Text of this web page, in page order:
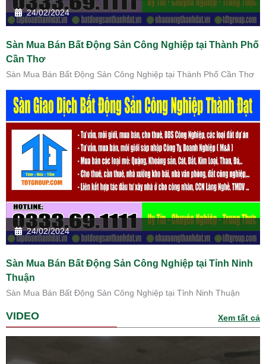
24/02/2024
Sàn Mua Bán Bất Động Sản Công Nghiệp tại Thành Phố
Cần Thơ
Sàn Mua Bán Bất Động Sản Công Nghiệp tại Thành Phố Cần Thơ
24/02/2024
Sàn Mua Bán Bất Động Sản Công Nghiệp tại Tỉnh Ninh
Thuận
Sàn Mua Bán Bất Động Sản Công Nghiệp tại Tỉnh Ninh Thuận
VIDEO Xem tất cả